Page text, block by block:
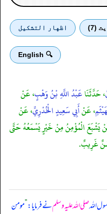
(7) اظهار التشكيل
🔍 English
، حَدَّثَنَاعَبْدُ اللَّهِ بْنُ وَهْبٍ، عَنْ
، عَنْأَبِي سَعِيدٍ الْخُدْرِيِّ، عَنْ
يَشْبَعَ الْمُؤْمِنُ مِنْ خَيْرٍ يَسْمَعُهُ حَتَّى
غَرِيبٌ.
اللہصلی اللہ علیہ وسلمنے فرمایا:”مومن